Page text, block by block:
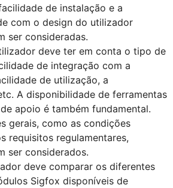
de instalação e a
com o design do utilizador
ser consideradas.
deve ter em conta o tipo de
de integração com a
de utilização, a
A disponibilidade de ferramentas
apoio é também fundamental.
gerais, como as condições
requisitos regulamentares,
ser considerados.
deve comparar os diferentes
Sigfox disponíveis de